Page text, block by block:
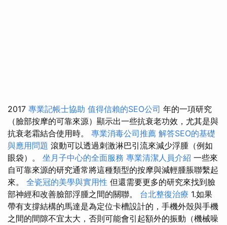
2017 專業記帳士協助 值得信賴的SEO公司 年的一項研究
（臉部按摩的可靠來源）顯示出一些抗衰老功效，尤其是與
抗衰老霜結合使用時。 專業消毒公司推薦 解答SEO的基礎
與應用問題 滾動可以透過刺激淋巴引流來減少浮腫（例如
眼袋）。 坐月子中心的全面服務 專業清潔人員介紹 一些來
自可靠來源的研究通常將這種類型的按摩與減輕腫脹聯繫起
來。 全瓷冠的美學與實用性 但還需要更多的研究來找到臉
部神經和改善臉部浮腫之間的關聯。 台北整復治療 1.如果
帶有支撐結構的馬達是為定位卡槽設計的，手機外殼與手機
之間的間隙不宜太大，否則可能會引起額外的振動（機械噪